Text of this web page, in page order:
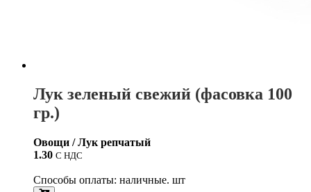
Лук зеленый свежий (фасовка 100
гр.)
Овощи / Лук репчатый
1.30 С НДС
Способы оплаты: наличные. шт